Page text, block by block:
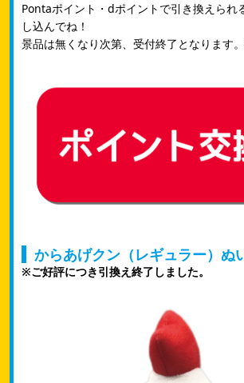
Pontaポイント・dポイントで引き換えられ
し込んでね！
景品は無くなり次第、受付終了となります
からあげクン（レギュラー）ぬ
※ご好評につき引換え終了しました。